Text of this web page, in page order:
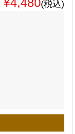
(税込)